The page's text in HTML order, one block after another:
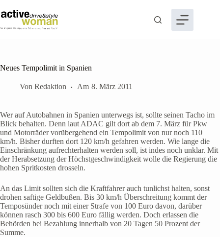
Inhalt
springen
Neues Tempolimit in Spanien
Von Redaktion Am 8. März 2011
Wer auf Autobahnen in Spanien unterwegs ist, sollte seinen Tacho im
Blick behalten. Denn laut ADAC gilt dort ab dem 7. März für Pkw
und Motorräder vorübergehend ein Tempolimit von nur noch 110
km/h. Bisher durften dort 120 km/h gefahren werden. Wie lange die
Einschränkung aufrechterhalten werden soll, ist indes noch unklar. Mit
der Herabsetzung der Höchstgeschwindigkeit wolle die Regierung die
hohen Spritkosten drosseln.
An das Limit sollten sich die Kraftfahrer auch tunlichst halten, sonst
drohen saftige Geldbußen. Bis 30 km/h Überschreitung kommt der
Temposünder noch mit einer Strafe von 100 Euro davon, darüber
können rasch 300 bis 600 Euro fällig werden. Doch erlassen die
Behörden bei Bezahlung innerhalb von 20 Tagen 50 Prozent der
Summe.